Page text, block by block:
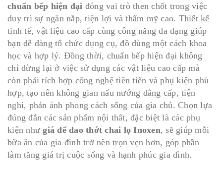
chuẩn bếp hiện đại đóng vai trò then chốt trong việc
duy trì sự ngăn nắp, tiện lợi và thẩm mỹ cao. Thiết kế
tinh tế, vật liệu cao cấp cùng công năng đa dạng giúp
bạn dễ dàng tổ chức dụng cụ, đồ dùng một cách khoa
học và hợp lý. Đồng thời, chuẩn bếp hiện đại không
chỉ dừng lại ở việc sử dụng các vật liệu cao cấp mà
còn phải tích hợp công nghệ tiên tiến và phụ kiện phù
hợp, tạo nên không gian nấu nướng đẳng cấp, tiện
nghi, phản ánh phong cách sống của gia chủ. Chọn lựa
đúng đắn các sản phẩm nội thất, đặc biệt là các phụ
kiện nhưgiá để dao thớt chai lọ Inoxen, sẽ giúp mỗi
bữa ăn của gia đình trở nên trọn vẹn hơn, góp phần
làm tăng giá trị cuộc sống và hạnh phúc gia đình.